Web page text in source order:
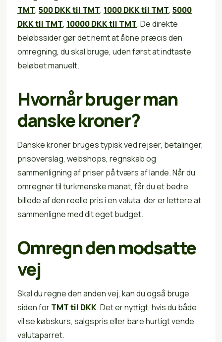
TMT, 500 DKK til TMT, 1000 DKK til TMT, 5000
DKK til TMT, 10000 DKK til TMT. De direkte
beløbssider gør det nemt at åbne præcis den
omregning, du skal bruge, uden først at indtaste
beløbet manuelt.
Hvornår bruger man
danske kroner?
Danske kroner bruges typisk ved rejser, betalinger,
prisoverslag, webshops, regnskab og
sammenligning af priser på tværs af lande. Når du
omregner til turkmenske manat, får du et bedre
billede af den reelle pris i en valuta, der er lettere at
sammenligne med dit eget budget.
Omregn den modsatte
vej
Skal du regne den anden vej, kan du også bruge
siden forTMT til DKK. Det er nyttigt, hvis du både
vil se købskurs, salgspris eller bare hurtigt vende
valutaparret.